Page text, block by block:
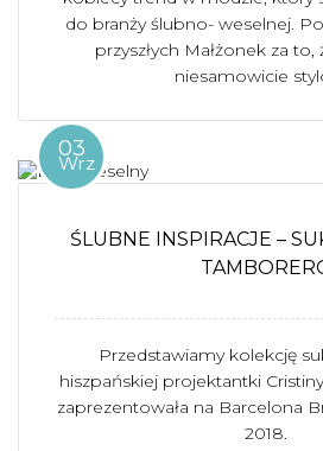
do branży ślubno- weselnej.
przyszłych Małżonek za
niesamowicie
03
Wrz
ŚLUBNE INSPIRACJE –
Przedstawiamy kolekcję
hiszpańskiej projektantki
zaprezentowała na Barcelona
2018.